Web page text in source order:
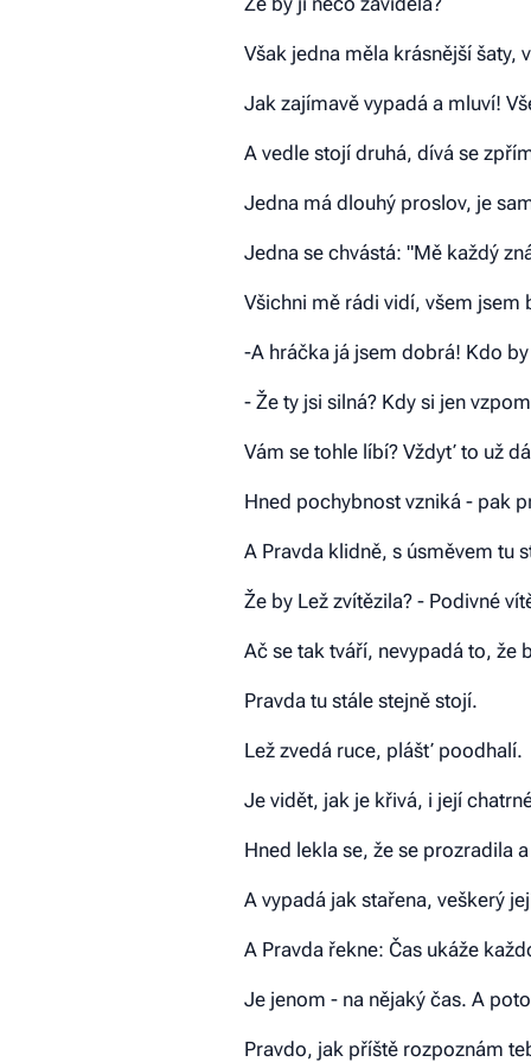
Však jedna měla krásnější šaty,
Jak zajímavě vypadá a mluví!
A vedle stojí druhá, dívá se
Jedna má dlouhý proslov, je
Jedna se chvástá: "Mě každý
Všichni mě rádi vidí, všem jsem
-A hráčka já jsem dobrá! Kdo
- Že ty jsi silná? Kdy si jen
Vám se tohle líbí? Vždyť to už
Hned pochybnost vzniká - pak
A Pravda klidně, s úsměvem tu
Že by Lež zvítězila? - Podivné
Ač se tak tváří, nevypadá to, že
Pravda tu stále stejně stojí.
Lež zvedá ruce, plášť poodhalí.
Je vidět, jak je křivá, i její
Hned lekla se, že se prozradila
A vypadá jak stařena, veškerý
A Pravda řekne: Čas ukáže
Je jenom - na nějaký čas. A
Pravdo, jak příště rozpoznám